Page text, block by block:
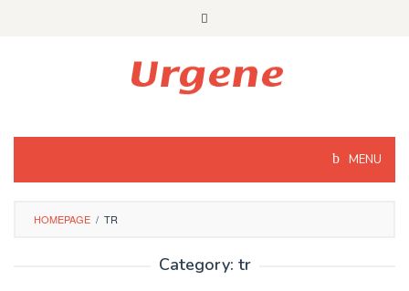
MENU
HOMEPAGE / TR
Category: tr